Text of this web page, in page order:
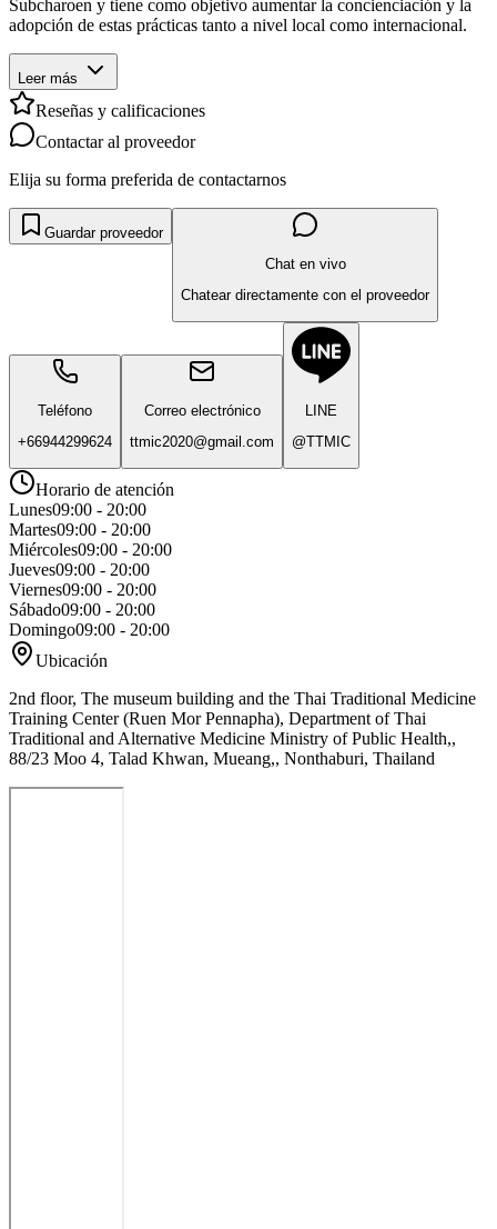
Subcharoen y tiene como objetivo aumentar la concienciación y la
adopción de estas prácticas tanto a nivel local como internacional.
Leer más
Reseñas y calificaciones
Contactar al proveedor
Elija su forma preferida de contactarnos
Guardar proveedor
Chat en vivo
Chatear directamente con el proveedor
Teléfono
+66944299624
Correo electrónico
ttmic2020@gmail.com
LINE
@TTMIC
Horario de atención
Lunes09:00 - 20:00
Martes09:00 - 20:00
Miércoles09:00 - 20:00
Jueves09:00 - 20:00
Viernes09:00 - 20:00
Sábado09:00 - 20:00
Domingo09:00 - 20:00
Ubicación
2nd floor, The museum building and the Thai Traditional Medicine
Training Center (Ruen Mor Pennapha), Department of Thai
Traditional and Alternative Medicine Ministry of Public Health,,
88/23 Moo 4, Talad Khwan, Mueang,, Nonthaburi, Thailand